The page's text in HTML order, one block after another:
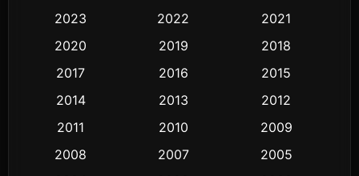
Classic หนังคลาสสิก
Comedy ตลก 445
Crime อาชญากรรม 518
2023
2022
2021
2020
2019
2018
2017
2016
2015
2014
2013
2012
2011
2010
2009
2008
2007
2005